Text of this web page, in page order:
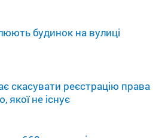
будинок на вулиці
скасувати реєстрацію права
якої не існує